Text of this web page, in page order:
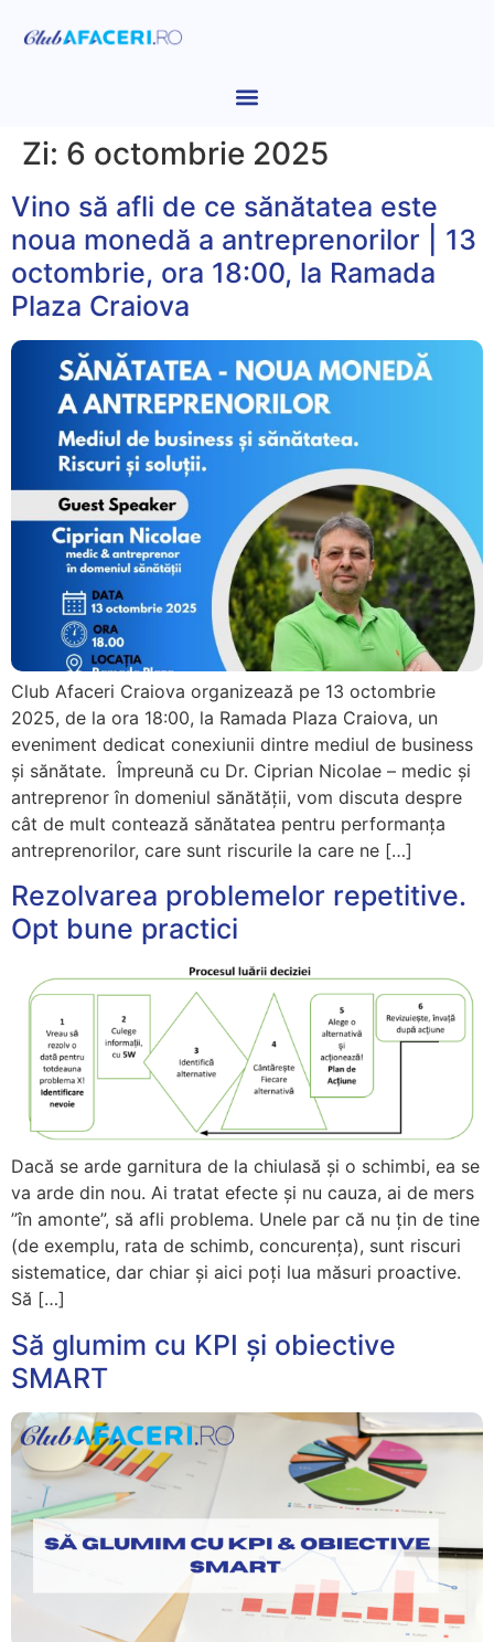
Zi: 6 octombrie 2025
Vino să afli de ce sănătatea este
noua monedă a antreprenorilor | 13
octombrie, ora 18:00, la Ramada
Plaza Craiova
Club Afaceri Craiova organizează pe 13 octombrie
2025, de la ora 18:00, la Ramada Plaza Craiova, un
eveniment dedicat conexiunii dintre mediul de business
și sănătate. Împreună cu Dr. Ciprian Nicolae – medic și
antreprenor în domeniul sănătății, vom discuta despre
cât de mult contează sănătatea pentru performanța
antreprenorilor, care sunt riscurile la care ne […]
Rezolvarea problemelor repetitive.
Opt bune practici
Dacă se arde garnitura de la chiulasă și o schimbi, ea se
va arde din nou. Ai tratat efecte și nu cauza, ai de mers
”în amonte”, să afli problema. Unele par că nu țin de tine
(de exemplu, rata de schimb, concurența), sunt riscuri
sistematice, dar chiar și aici poți lua măsuri proactive.
Să […]
Să glumim cu KPI și obiective
SMART